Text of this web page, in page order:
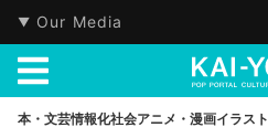
Our Media
本・文芸情報化社会アニメ・漫画イラス